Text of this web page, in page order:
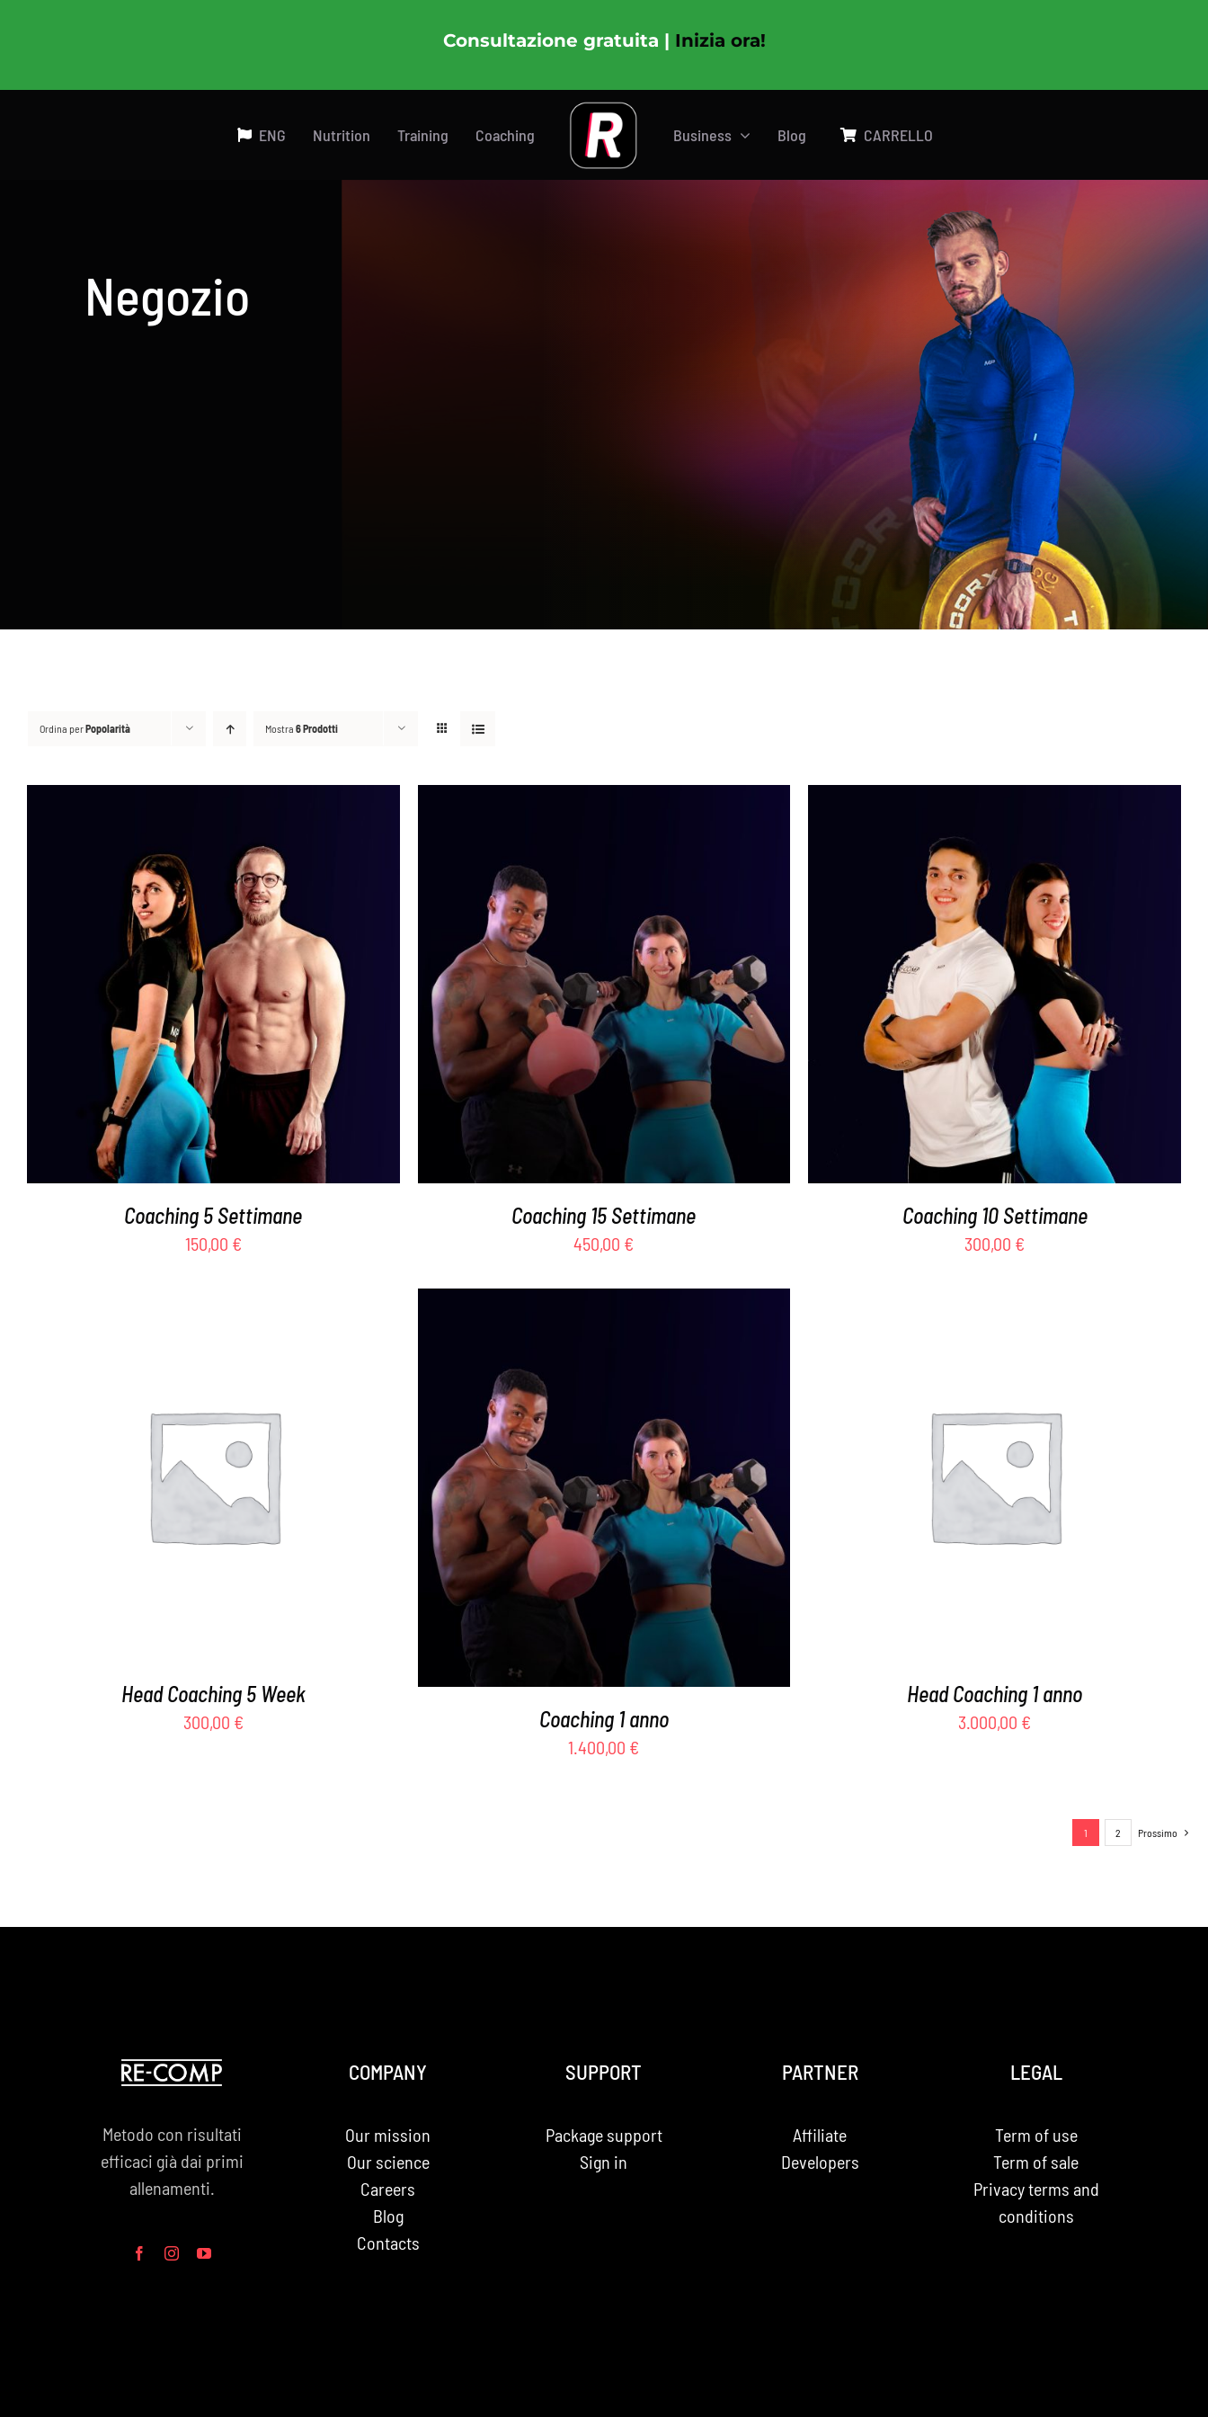
Consultazione gratuita | Inizia ora!
ENG Nutrition Training Coaching Business Blog CARRELLO
Negozio
Ordina perPopolarità Mostra 6 Prodotti
Valutato
5.00 su 5
AGGIUNGI AL CARRELLO / DETTAGLI
Coaching 5 Settimane
150,00 €
AGGIUNGI AL CARRELLO / DETTAGLI
Coaching 15 Settimane
450,00 €
Valutato
5.00su 5
AGGIUNGI AL CARRELLO DETTAGLI
Coaching 10 Settimane
300,00 €
AGGIUNGI AL CARRELLO DETTAGLI
Head Coaching 5 Week
300,00 €
AGGIUNGI AL CARRELLO / DETTAGLI
Coaching 1 anno
1.400,00 €
AGGIUNGI AL CARRELLO DETTAGLI
Head Coaching 1 anno
3.000,00 €
1 2 Prossimo
Metodo con risultati
efficaci già dai primi
allenamenti.
COMPANY
Our mission
Our science
Careers
Blog
Contacts
SUPPORT
Package support
Sign in
PARTNER
Affiliate
Developers
LEGAL
Term of use
Term of sale
Privacy terms and
conditions